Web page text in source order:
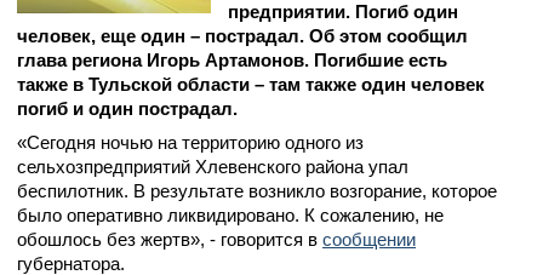
предприятии. Погиб один
человек, еще один – пострадал. Об этом сообщил
глава региона Игорь Артамонов. Погибшие есть
также в Тульской области – там также один человек
погиб и один пострадал.
«Сегодня ночью на территорию одного из
сельхозпредприятий Хлевенского района упал
беспилотник. В результате возникло возгорание, которое
было оперативно ликвидировано. К сожалению, не
обошлось без жертв», - говорится в сообщении
губернатора.